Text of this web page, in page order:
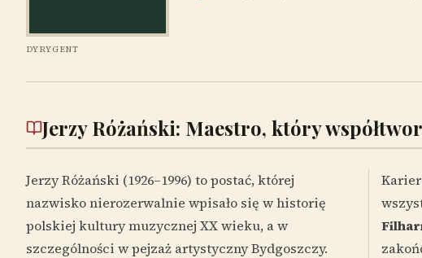
DYRYGENT
Jerzy Różański: Maestro, który
Jerzy Różański (1926–1996) to postać, której
nazwisko nierozerwalnie wpisało się w historię
polskiej kultury muzycznej XX wieku, a w
szczególności w pejzaż artystyczny Bydgoszczy.